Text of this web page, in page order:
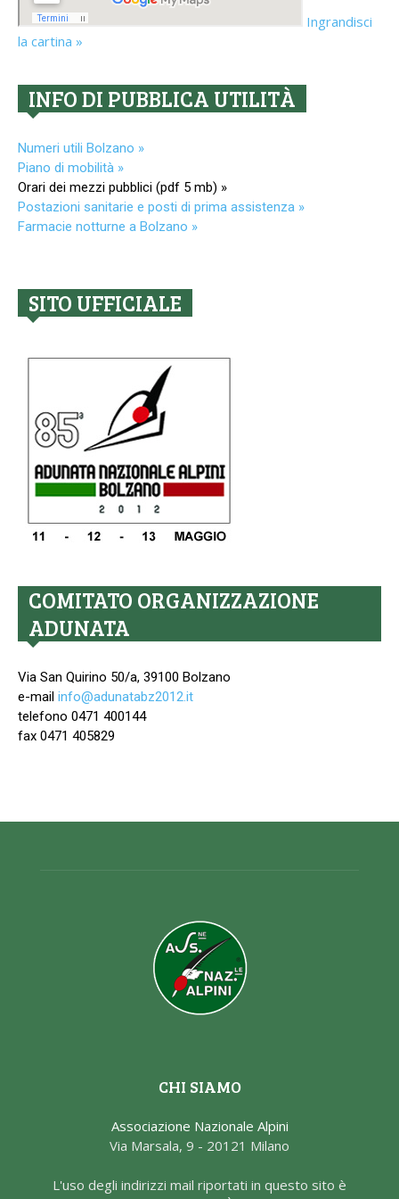
Ingrandisci
la cartina »
INFO DI PUBBLICA UTILITÀ
Numeri utili Bolzano »
Piano di mobilità »
Orari dei mezzi pubblici (pdf 5 mb) »
Postazioni sanitarie e posti di prima assistenza »
Farmacie notturne a Bolzano »
SITO UFFICIALE
COMITATO ORGANIZZAZIONE
ADUNATA
Via San Quirino 50/a, 39100 Bolzano
e-mail info@adunatabz2012.it
telefono 0471 400144
fax 0471 405829
CHI SIAMO
Associazione Nazionale Alpini
Via Marsala, 9 - 20121 Milano
L'uso degli indirizzi mail riportati in questo sito è